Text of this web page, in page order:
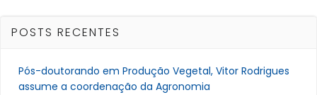
POSTS RECENTES
Pós-doutorando em Produção Vegetal, Vitor Rodrigues
assume a coordenação da Agronomia